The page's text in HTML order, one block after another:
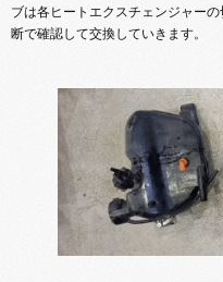
ブは各ヒートエクスチェンジャー
断で確認して交換していきます。